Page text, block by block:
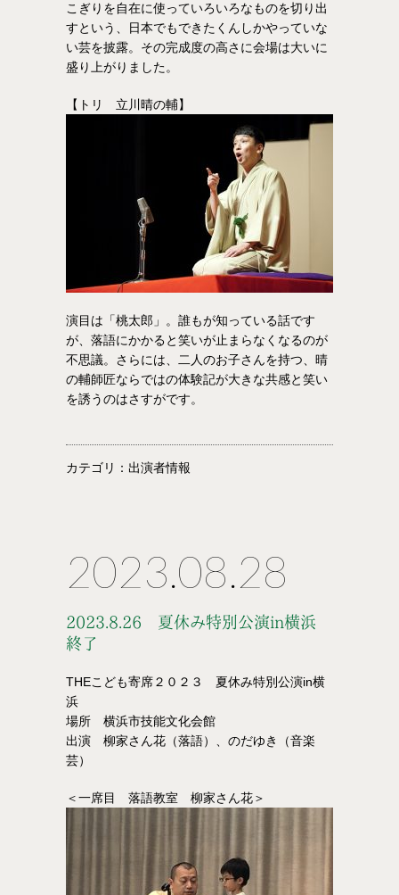
こぎりを自在に使っていろいろなものを切り出
すという、日本でもできたくんしかやっていな
い芸を披露。その完成度の高さに会場は大いに
盛り上がりました。
【トリ 立川晴の輔】
演目は「桃太郎」。誰もが知っている話です
が、落語にかかると笑いが止まらなくなるのが
不思議。さらには、二人のお子さんを持つ、晴
の輔師匠ならではの体験記が大きな共感と笑い
を誘うのはさすがです。
カテゴリ：出演者情報
2023.08.28
2023.8.26 夏休み特別公演in横浜
終了
THEこども寄席２０２３ 夏休み特別公演in横
浜
場所 横浜市技能文化会館
出演 柳家さん花（落語）、のだゆき（音楽
芸）
＜一席目 落語教室 柳家さん花＞